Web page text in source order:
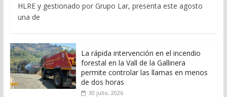
HLRE y gestionado por Grupo Lar, presenta este agosto
una de
La rápida intervención en el incendio
forestal en la Vall de la Gallinera
permite controlar las llamas en menos
de dos horas
30 julio, 2026